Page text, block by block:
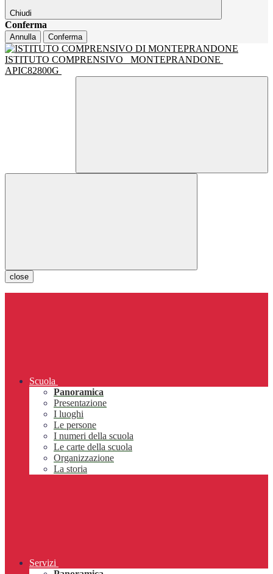
Chiudi
Conferma
Annulla Conferma
ISTITUTO COMPRENSIVO
MONTEPRANDONE
APIC82800G
close
Scuola
Panoramica
Presentazione
I luoghi
Le persone
I numeri della scuola
Le carte della scuola
Organizzazione
La storia
Servizi